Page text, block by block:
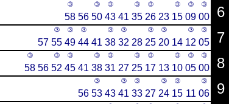
③ ③ ③ ③ ③ ③ ③ ③ 6
58 56 50 43 41 35 26 23 15 09 00
③ ③ ③ ③ ③ ③ ③ ③ ③ 7
57 55 49 44 41 38 32 28 25 20 14 12 05
③ ③ ③ ③ ③ ③ ③ ③ ③ ③ 8
58 56 52 45 41 38 31 27 25 17 13 10 05 00
③ ③ ③ ③ ③ ③ 9
56 53 43 41 33 27 24 15 11 06